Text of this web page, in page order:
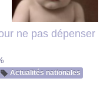
ne pas dépenser
Actualités nationales